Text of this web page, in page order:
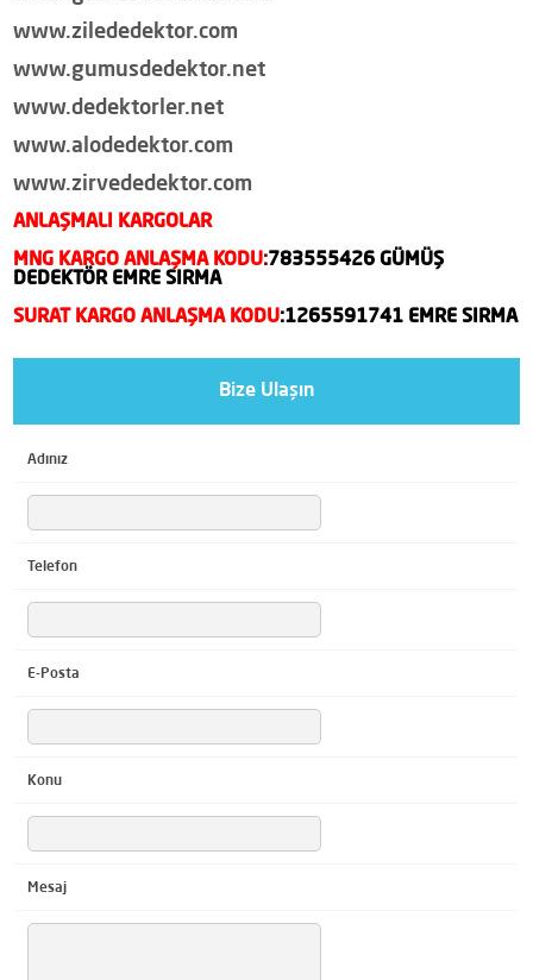
www.zilededektor.com
www.gumusdedektor.net
www.dedektorler.net
www.alodedektor.com
www.zirvededektor.com
ANLAŞMALI KARGOLAR
MNG KARGO ANLAŞMA KODU:783555426 GÜMÜŞ
DEDEKTÖR EMRE SIRMA
SURAT KARGO ANLAŞMA KODU:1265591741 EMRE SIRMA
Bize Ulaşın
Adınız
Telefon
E-Posta
Konu
Mesaj